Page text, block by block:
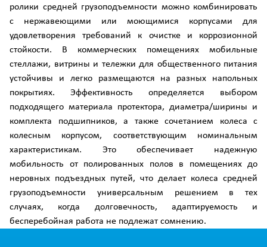
ролики средней грузоподъемности можно комбинировать
с нержавеющими или моющимися корпусами для
удовлетворения требований к очистке и коррозионной
стойкости. В коммерческих помещениях мобильные
стеллажи, витрины и тележки для общественного питания
устойчивы и легко размещаются на разных напольных
покрытиях. Эффективность определяется выбором
подходящего материала протектора, диаметра/ширины и
комплекта подшипников, а также сочетанием колеса с
колесным корпусом, соответствующим номинальным
характеристикам. Это обеспечивает надежную
мобильность от полированных полов в помещениях до
неровных подъездных путей, что делает колеса средней
грузоподъемности универсальным решением в тех
случаях, когда долговечность, адаптируемость и
бесперебойная работа не подлежат сомнению.